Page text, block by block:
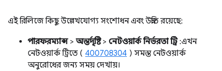
এই রিলিজে কিছু উল্লেখযোগ্য সংশোধন এবং উন্নতি রয়েছে:
পারফরম্যান্স> অন্তর্দৃষ্টি> নেটওয়ার্ক নির্ভরতা ট্রি: এখন
নেটওয়ার্ক ট্রিতে ( 400708304 ) সমস্ত নেটওয়ার্ক
অনুরোধের জন্য সময় দেখায়।